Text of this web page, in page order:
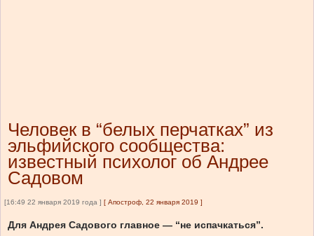
Человек в “белых перчатках” из
эльфийского сообщества:
известный психолог об Андрее
Садовом
[16:49 22 января 2019 года ] [ Апостроф, 22 января 2019 ]
Для Андрея Садового главное — “не испачкаться”.